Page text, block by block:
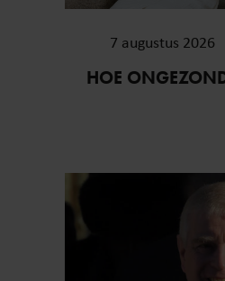
7 augustus 2026
HOE